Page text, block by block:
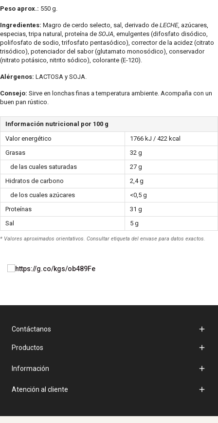
Peso aprox.: 550 g.
Ingredientes: Magro de cerdo selecto, sal, derivado de LECHE, azúcares,
especias, tripa natural, proteína de SOJA , emulgentes (difosfato disódico,
polifosfato de sodio, trifosfato pentasódico), corrector de la acidez (citrato
trisódico), potenciador del sabor (glutamato monosódico), conservador
(nitrato potásico, nitrito sódico), colorante (E-120).
Alérgenos: LACTOSA y SOJA.
Consejo: Sirve en lonchas finas a temperatura ambiente. Acompaña con un
buen pan rústico.
Información nutricional por 100 g
Valor energético
1766 kJ / 422 kcal
Grasas
32 g
de las cuales saturadas
27 g
Hidratos de carbono
2,4 g
de los cuales azúcares
<0,5 g
Proteínas
31 g
Sal
5 g
* Valores aproximados orientativos. Consultar etiqueta del envase para datos exactos.
Contáctanos 
Productos 
Información 
Atención al cliente 